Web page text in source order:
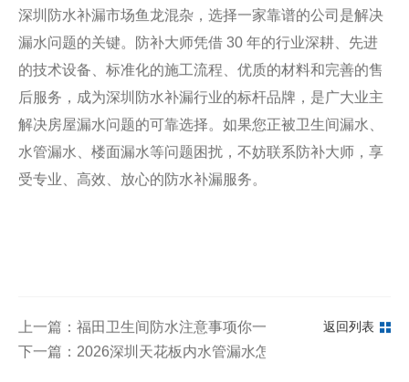
深圳防水补漏市场鱼龙混杂，选择一家靠谱的公司是解决
漏水问题的关键。防补大师凭借 30 年的行业深耕、先进
的技术设备、标准化的施工流程、优质的材料和完善的售
后服务，成为深圳防水补漏行业的标杆品牌，是广大业主
解决房屋漏水问题的可靠选择。如果您正被卫生间漏水、
水管漏水、楼面漏水等问题困扰，不妨联系防补大师，享
受专业、高效、放心的防水补漏服务。
上一篇：福田卫生间防水注意事项你一定要知道返回列表
下一篇：2026深圳天花板内水管漏水怎么修？防补大师30